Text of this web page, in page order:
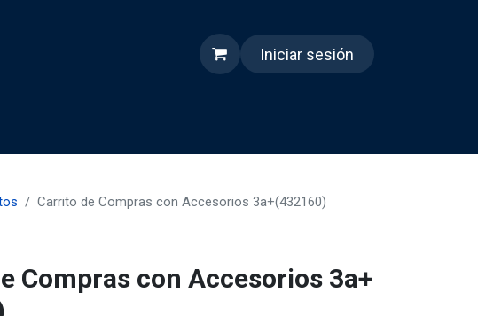
Iniciar sesión
Carrito de Compras con Accesorios 3a+(432160)
Compras con Accesorios 3a+